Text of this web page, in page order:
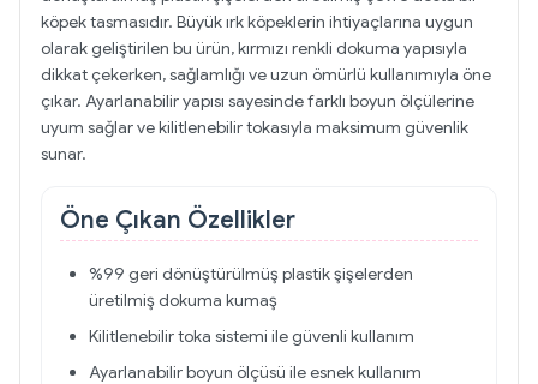
köpek tasmasıdır. Büyük ırk köpeklerin ihtiyaçlarına uygun
olarak geliştirilen bu ürün, kırmızı renkli dokuma yapısıyla
dikkat çekerken, sağlamlığı ve uzun ömürlü kullanımıyla öne
çıkar. Ayarlanabilir yapısı sayesinde farklı boyun ölçülerine
uyum sağlar ve kilitlenebilir tokasıyla maksimum güvenlik
sunar.
Öne Çıkan Özellikler
%99 geri dönüştürülmüş plastik şişelerden
üretilmiş dokuma kumaş
Kilitlenebilir toka sistemi ile güvenli kullanım
Ayarlanabilir boyun ölçüsü ile esnek kullanım